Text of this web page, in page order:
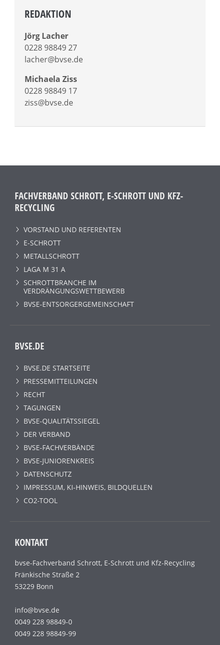
REDAKTION
Jörg Lacher
0228 98849 27
lacher@bvse.de
Michaela Ziss
0228 98849 17
ziss@bvse.de
FACHVERBAND SCHROTT, E-SCHROTT UND KFZ-
RECYCLING
VORSTAND UND REFERENTEN
E-SCHROTT
METALLSCHROTT
LAGA M 31 A
SCHROTTBRANCHE IM
VERDRÄNGUNGSWETTBEWERB
BVSE-ENTSORGERGEMEINSCHAFT
BVSE.DE
BVSE.DE STARTSEITE
PRESSEMITTEILUNGEN
RECHT
TAGUNGEN
BVSE-QUALITÄTSSIEGEL
DER VERBAND
BVSE-FACHVERBÄNDE
BVSE-JUNIORENKREIS
DATENSCHUTZ
IMPRESSUM, KI-HINWEIS, BILDQUELLEN
CO2-TOOL
KONTAKT
bvse-Fachverband Schrott, E-Schrott und Kfz-Recycling
Fränkische Straße 2
53229 Bonn
info@bvse.de
0049 228 98849-0
0049 228 98849-99